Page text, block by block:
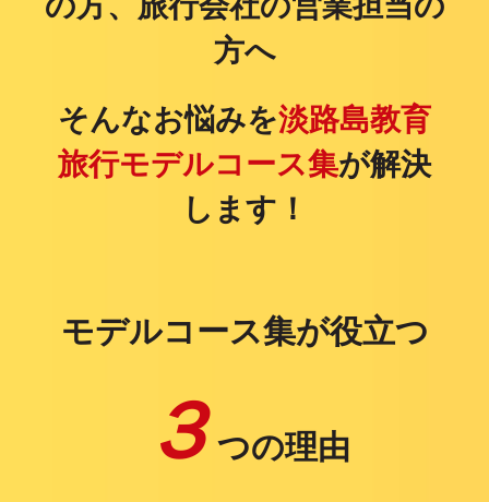
方へ
そんなお悩みを淡路島教育
旅行モデルコース集が解決
します！
モデルコース集が役立つ
３つの理由